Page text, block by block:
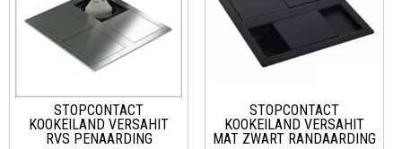
STOPCONTACT
KOOKEILAND VERSAHIT
RVS PENAARDING
STOPCONTACT
KOOKEILAND VERSAHIT
MAT ZWART RANDAARDING